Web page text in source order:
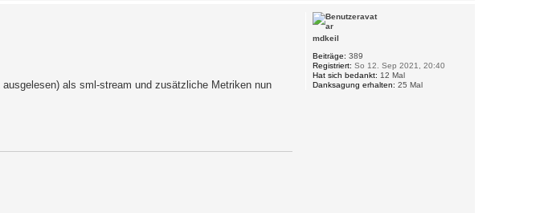
mdkeil
Beiträge: 389
Registriert: So 12. Sep 2021, 20:40
Hat sich bedankt: 12 Mal
Danksagung erhalten: 25 Mal
als sml-stream und zusätzliche Metriken nun